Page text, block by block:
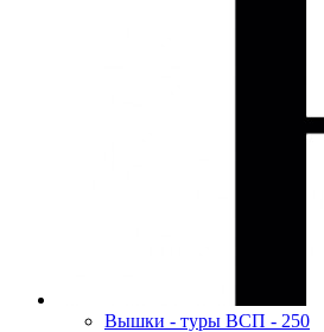
Вышки - туры ВСП - 250